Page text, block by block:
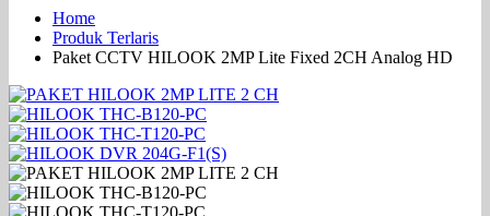
Home
Produk Terlaris
Paket CCTV HILOOK 2MP Lite Fixed 2CH Analog HD